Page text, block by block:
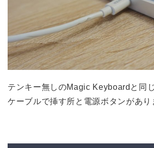
テンキー無しのMagic Keyboardと同
ケーブルで挿す所と電源ボタンがあり